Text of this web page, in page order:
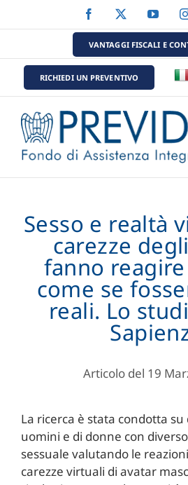
al
Facebook
VANTAGGI FISCALI E
RICHIEDI UN PREVENTIVO
Sesso e realtà
carezze
fanno
come se
reali. Lo
Articolo del 19
La ricerca è stata condotta
uomini e di donne con
sessuale valutando le
carezze virtuali di avatar